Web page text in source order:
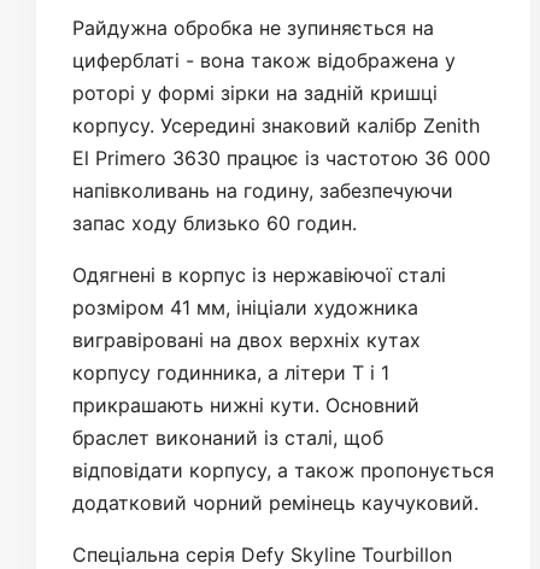
Райдужна обробка не зупиняється на
циферблаті - вона також відображена у
роторі у формі зірки на задній кришці
корпусу. Усередині знаковий калібр Zenith
El Primero 3630 працює із частотою 36 000
напівколивань на годину, забезпечуючи
запас ходу близько 60 годин.
Одягнені в корпус із нержавіючої сталі
розміром 41 мм, ініціали художника
вигравіровані на двох верхніх кутах
корпусу годинника, а літери T і 1
прикрашають нижні кути. Основний
браслет виконаний із сталі, щоб
відповідати корпусу, а також пропонується
додатковий чорний ремінець каучуковий.
Спеціальна серія Defy Skyline Tourbillon